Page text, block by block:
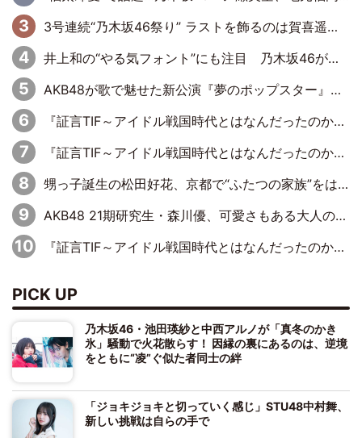
3号連続“乃木坂46祭り” ラストを飾るのは賀喜遥香…5年ぶりの登場に「5年分大人になった私を見ていただけたら」
井上和の“やる気フォント”にも注目 乃木坂46が挑んだ書道パフォーマンスの舞台裏
AKB48が歌で魅せた新公演『夢のポップスター』 初日から全身全霊のステージ
『証言TIF～アイドル戦国時代とはなんだったのか～』第6回：でんぱ組.inc・古川未鈴×相沢梨紗「『ハロプロやりたかったな』って言ったら、夢眠ねむさんに『てめえはでんぱ組．incなんだよ！』って肩パンされて(笑)」
『証言TIF～アイドル戦国時代とはなんだったのか～』第11回：私立恵比寿中学・真山りか×安本彩花「TIFで10年ぶりのキョンシーメイクをしたら、場を完全に引かせてしまって。時代が変わったんだなって」
甥っ子誕生の松田好花、京都で“ふたつの家族”をはしご！ “母”黒谷友香に見送られ、“父”松岡昌宏とはハシゴ酒
AKB48 21期研究生・森川優、可愛さもある大人の女性に
『証言TIF～アイドル戦国時代とはなんだったのか～』第10回：さくら学院・武藤彩未×飯田らうら「正直、中3で辞めるというのを信じてなくて。そう言われてはいたけど、嘘でしょって」
PICK UP
乃木坂46・池田瑛紗と中西アルノが「真冬のかき
氷」騒動で火花散らす！ 因縁の裏にあるのは、逆境
をともに“凌”ぐ似た者同士の絆
「ジョキジョキと切っていく感じ」STU48中村舞、
新しい挑戦は自らの手で